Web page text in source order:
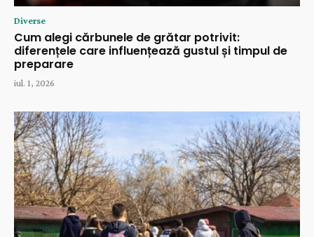
Diverse
Cum alegi cărbunele de grătar potrivit:
diferențele care influențează gustul și timpul de
preparare
iul. 1, 2026